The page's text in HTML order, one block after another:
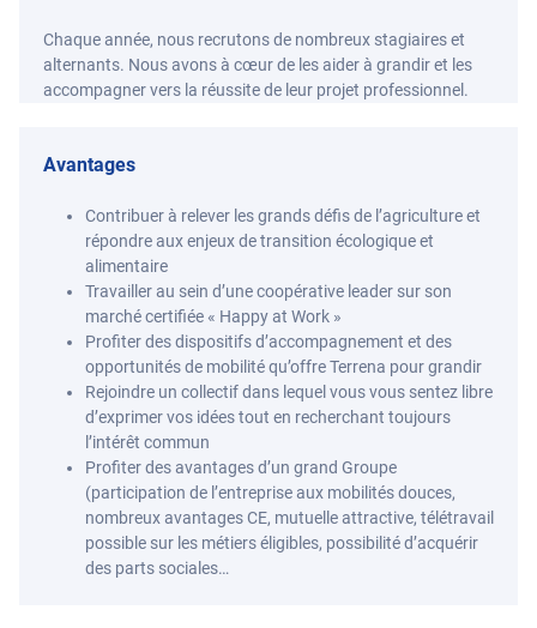
Chaque année, nous recrutons de nombreux stagiaires et
alternants. Nous avons à cœur de les aider à grandir et les
accompagner vers la réussite de leur projet professionnel.
Avantages
Contribuer à relever les grands défis de l’agriculture et
répondre aux enjeux de transition écologique et
alimentaire
Travailler au sein d’une coopérative leader sur son
marché certifiée « Happy at Work »
Profiter des dispositifs d’accompagnement et des
opportunités de mobilité qu’offre Terrena pour grandir
Rejoindre un collectif dans lequel vous vous sentez libre
d’exprimer vos idées tout en recherchant toujours
l’intérêt commun
Profiter des avantages d’un grand Groupe
(participation de l’entreprise aux mobilités douces,
nombreux avantages CE, mutuelle attractive, télétravail
possible sur les métiers éligibles, possibilité d’acquérir
des parts sociales…